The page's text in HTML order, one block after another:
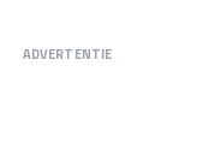
ADVERTENTIE